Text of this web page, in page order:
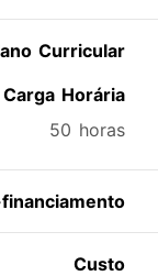
Curricular
Carga Horária
50 horas
Custo